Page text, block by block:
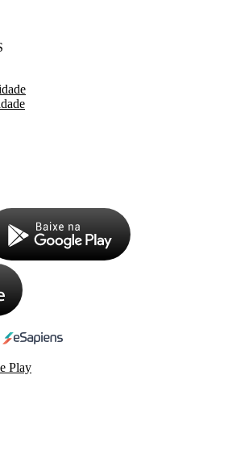
Play